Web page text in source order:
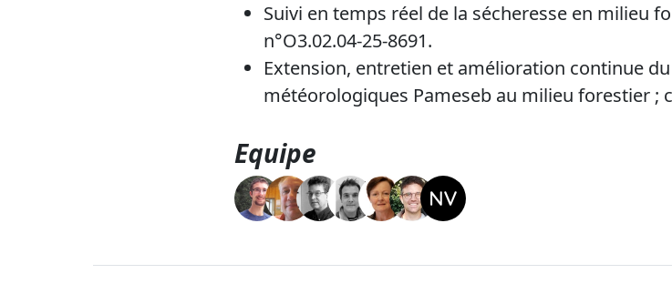
Suivi en temps réel de la sécheresse en milieu
n°O3.02.04-25-8691.
Extension, entretien et amélioration continue
météorologiques Pameseb au milieu forestier ;
Equipe